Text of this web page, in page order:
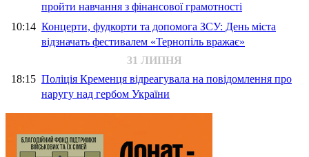
пройти навчання з фінансової грамотності
10:14 Концерти, фудкорти та допомога ЗСУ: День міста
відзначать фестивалем «Тернопіль вражає»
31 ЛИПНЯ
18:15 Поліція Кременця відреагувала на повідомлення про
наругу над гербом України